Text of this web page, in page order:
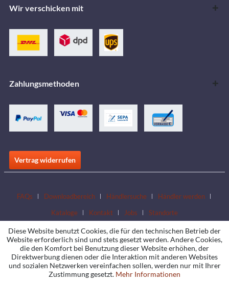
Wir verschicken mit
Zahlungsmethoden
Vertrag widerrufen
FAQs Downloadbereich Händlersuche
Händler werden
Kataloge
Kontakt Jobs Standorte
Diese Website benutzt Cookies, die für den technischen Betrieb der
Website erforderlich sind und stets gesetzt werden. Andere Cookies,
die den Komfort bei Benutzung dieser Website erhöhen, der
Direktwerbung dienen oder die Interaktion mit anderen Websites
und sozialen Netzwerken vereinfachen sollen, werden nur mit Ihrer
Zustimmung gesetzt. Mehr Informationen